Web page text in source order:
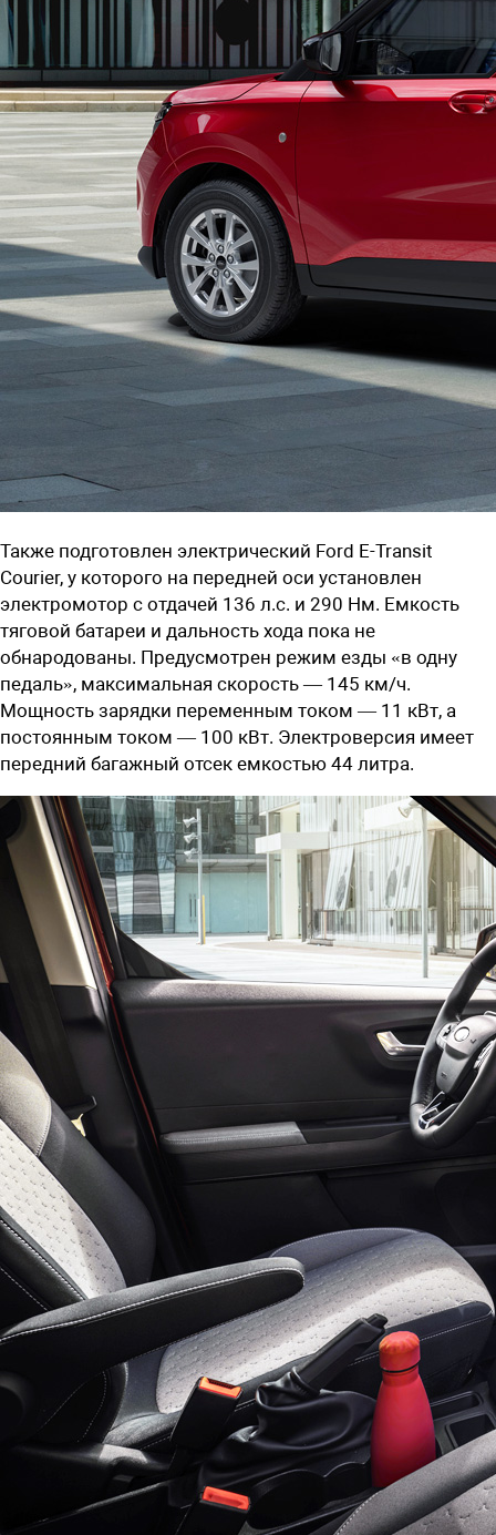
Также подготовлен электрический Ford E-Transit
Courier, у которого на передней оси установлен
электромотор с отдачей 136 л.с. и 290 Нм. Емкость
тяговой батареи и дальность хода пока не
обнародованы. Предусмотрен режим езды «в одну
педаль», максимальная скорость — 145 км/ч.
Мощность зарядки переменным током — 11 кВт, а
постоянным током — 100 кВт. Электроверсия имеет
передний багажный отсек емкостью 44 литра.